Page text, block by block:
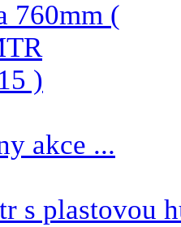
akce ...
s plastovou